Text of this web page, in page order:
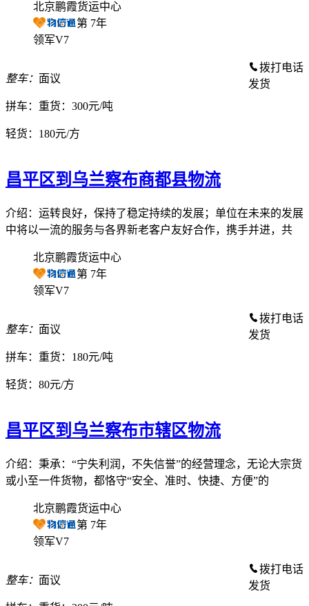
北京鹏霞货运中心
第 7年
领军V7
整车： 面议
拼车： 重货：300元/吨
轻货： 180元/方
拨打电话
发货
昌平区到乌兰察布商都县物流
介绍：运转良好，保持了稳定持续的发展；单位在未来的发展
中将以一流的服务与各界新老客户友好合作，携手并进，共
北京鹏霞货运中心
第 7年
领军V7
整车： 面议
拼车： 重货：180元/吨
轻货： 80元/方
拨打电话
发货
昌平区到乌兰察布市辖区物流
介绍：秉承：“宁失利润，不失信誉”的经营理念，无论大宗货
或小至一件货物，都恪守“安全、准时、快捷、方便”的
北京鹏霞货运中心
第 7年
领军V7
整车： 面议
拨打电话
发货